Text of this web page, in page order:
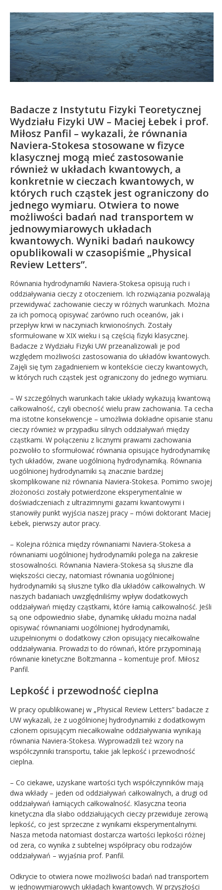
Kandydat
Absolwent
Badacze z Instytutu Fizyki Teoretycznej
Wydziału Fizyki UW – Maciej Łebek i prof.
Miłosz Panfil – wykazali, że równania
Naviera-Stokesa stosowane w fizyce
klasycznej mogą mieć zastosowanie
również w układach kwantowych, a
konkretnie w cieczach kwantowych, w
których ruch cząstek jest ograniczony do
jednego wymiaru. Otwiera to nowe
możliwości badań nad transportem w
jednowymiarowych układach
kwantowych. Wyniki badań naukowcy
opublikowali w czasopiśmie „Physical
Review Letters”.
Równania hydrodynamiki Naviera-Stokesa opisują ruch i
oddziaływania cieczy z otoczeniem. Ich rozwiązania pozwalają
przewidywać zachowanie cieczy w różnych warunkach. Można
za ich pomocą opisywać zarówno ruch oceanów, jak i
przepływ krwi w naczyniach krwionośnych. Zostały
sformułowane w XIX wieku i są częścią fizyki klasycznej.
Badacze z Wydziału Fizyki UW przeanalizowali je pod
względem możliwości zastosowania do układów kwantowych.
Zajęli się tym zagadnieniem w kontekście cieczy kwantowych,
w których ruch cząstek jest ograniczony do jednego wymiaru.
– W szczególnych warunkach takie układy wykazują kwantową
całkowalność, czyli obecność wielu praw zachowania. Ta cecha
ma istotne konsekwencje – umożliwia dokładne opisanie stanu
cieczy również w przypadku silnych oddziaływań między
cząstkami. W połączeniu z licznymi prawami zachowania
pozwoliło to sformułować równania opisujące hydrodynamikę
tych układów, zwane uogólnioną hydrodynamiką. Równania
uogólnionej hydrodynamiki są znacznie bardziej
skomplikowane niż równania Naviera-Stokesa. Pomimo swojej
złożoności zostały potwierdzone eksperymentalnie w
doświadczeniach z ultrazimnymi gazami kwantowymi i
stanowiły punkt wyjścia naszej pracy – mówi doktorant Maciej
Łebek, pierwszy autor pracy.
– Kolejna różnica między równaniami Naviera-Stokesa a
równaniami uogólnionej hydrodynamiki polega na zakresie
stosowalności. Równania Naviera-Stokesa są słuszne dla
większości cieczy, natomiast równania uogólnionej
hydrodynamiki są słuszne tylko dla układów całkowalnych. W
naszych badaniach uwzględniliśmy wpływ dodatkowych
oddziaływań między cząstkami, które łamią całkowalność. Jeśli
są one odpowiednio słabe, dynamikę układu można nadal
opisywać równaniami uogólnionej hydrodynamiki,
uzupełnionymi o dodatkowy człon opisujący niecałkowalne
oddziaływania. Prowadzi to do równań, które przypominają
równanie kinetyczne Boltzmanna – komentuje prof. Miłosz
Panfil.
Lepkość i przewodność cieplna
W pracy opublikowanej w „Physical Review Letters” badacze z
UW wykazali, że z uogólnionej hydrodynamiki z dodatkowym
członem opisującym niecałkowalne oddziaływania wynikają
równania Naviera-Stokesa. Wyprowadzili też wzory na
współczynniki transportu, takie jak lepkość i przewodność
cieplna.
– Co ciekawe, uzyskane wartości tych współczynników mają
dwa wkłady – jeden od oddziaływań całkowalnych, a drugi od
oddziaływań łamiących całkowalność. Klasyczna teoria
kinetyczna dla słabo oddziałujących cieczy przewiduje zerową
lepkość, co jest sprzeczne z wynikami eksperymentalnymi.
Nasza metoda natomiast dostarcza wartości lepkości różnej
od zera, co wynika z subtelnej współpracy obu rodzajów
oddziaływań – wyjaśnia prof. Panfil.
Odkrycie to otwiera nowe możliwości badań nad transportem
w jednowymiarowych układach kwantowych. W przyszłości